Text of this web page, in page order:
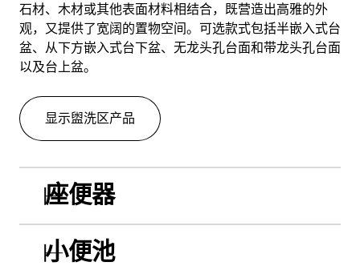
石材、木材或其他表面材料相结合，既营造出高雅的外
观，又提供了宽阔的置物空间。可选款式包括半嵌入式台
盆、从下方嵌入式台下盆、无龙头孔台面和带龙头孔台面
以及台上盆。
显示盥洗区产品
座便器
小便池